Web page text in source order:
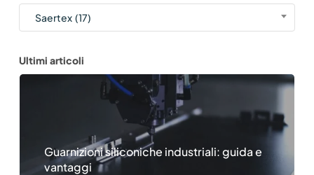
Categories
Saertex (17)
Ultimi articoli
Guarnizioni siliconiche industriali: guida e
vantaggi